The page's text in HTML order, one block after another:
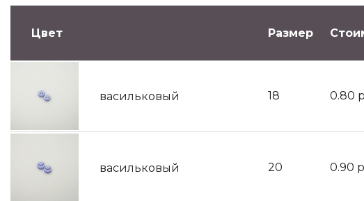
Цвет Размер
васильковый 18 0.80
васильковый 20 0.90